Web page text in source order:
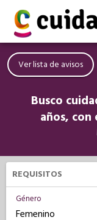
Ver lista de avisos
Busco
años,
REQUISITOS
Género
Femenino